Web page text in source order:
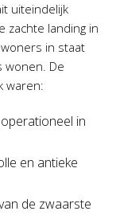
uiteindelijk
zachte landing in
in staat
wonen. De
waren:
in
en antieke
de zwaarste